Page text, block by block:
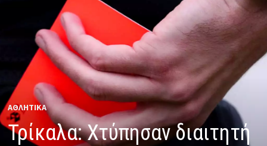
ΑΘΛΗΤΙΚΑ
Τρίκαλα: Χτύπησαν διαιτητή